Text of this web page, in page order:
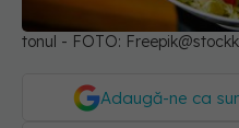
tonul - FOTO:
Adaugă-ne ca